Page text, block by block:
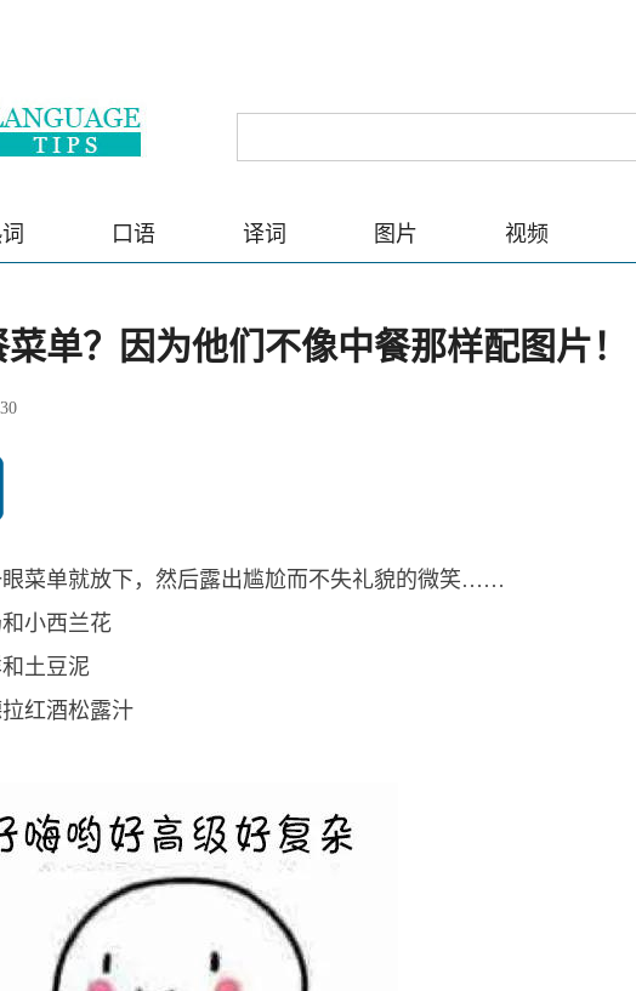
口语 译词 图片 视频
单？因为他们不像中餐那样配图片！
菜单就放下，然后露出尴尬而不失礼貌的微笑……
小西兰花
土豆泥
红酒松露汁